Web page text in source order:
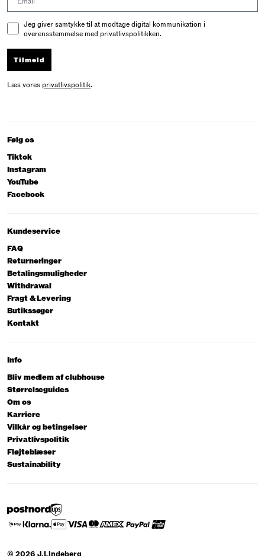
Følg os
Tiktok
Instagram
YouTube
Facebook
Kundeservice
FAQ
Returneringer
Betalingsmuligheder
Withdrawal
Fragt & Levering
Butikssøger
Kontakt
Info
Bliv medlem af clubhouse
Størrelseguides
Om os
Karriere
Vilkår og betingelser
Privatlivspolitik
Fløjteblæser
Sustainability
Email Consent
Jeg giver samtykke til at modtage digital kommunikation i
overensstemmelse med privatlivspolitikken.
Tilmeld
Læs vores privatlivspolitik.